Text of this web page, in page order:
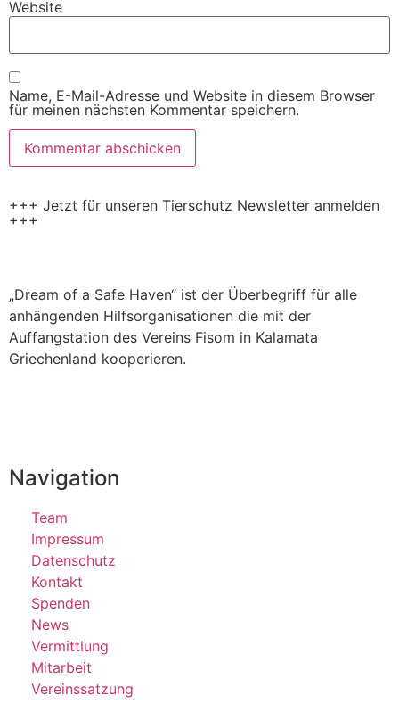
Website
Name, E-Mail-Adresse und Website in diesem Browser
für meinen nächsten Kommentar speichern.
+++ Jetzt für unseren Tierschutz Newsletter anmelden
+++
„Dream of a Safe Haven“ ist der Überbegriff für alle
anhängenden Hilfsorganisationen die mit der
Auffangstation des Vereins Fisom in Kalamata
Griechenland kooperieren.
Navigation
Team
Impressum
Datenschutz
Kontakt
Spenden
News
Vermittlung
Mitarbeit
Vereinssatzung